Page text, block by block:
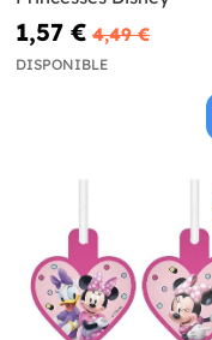
1,57 € 4,49 €
DISPONIBLE